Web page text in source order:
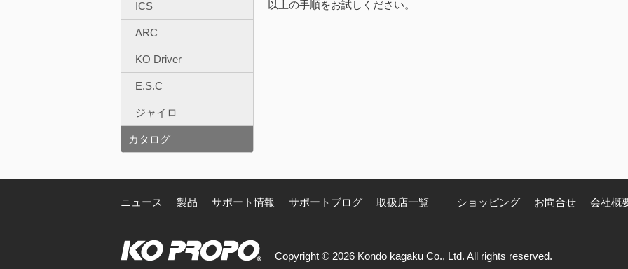
以上の手順をお試しください。
ICS
ARC
KO Driver
E.S.C
ジャイロ
カタログ
ニュース 製品 サポート情報 サポートブログ 取扱店一覧 ショッピング お問合せ 会社概
Copyright © 2026 Kondo kagaku Co., Ltd. All rights reserved.